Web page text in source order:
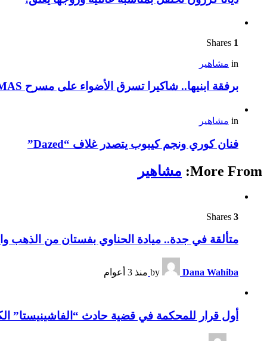
1
in مشاهير
برفقة ابنيها.. شاكيرا تسرق الأضواء على مسرح VMAS
in مشاهير
فنان كوري ونجم كيبوب يتصدر غلاف “Dazed”
More From: مشاهير
3
متألقة في جدة.. ميادة الحناوي بفستان من الذهب
by Dana Wahiba منذ 3 أعوام
أول قرار للمحكمة في قضية حادث “الفاشينيستا”